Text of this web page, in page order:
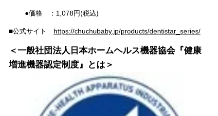
●価格 ：1,078円(税込)
■公式サイト https://chuchubaby.jp/products/dentistar_series/
＜一般社団法人日本ホームヘルス機器協会『健康
増進機器認定制度』とは＞